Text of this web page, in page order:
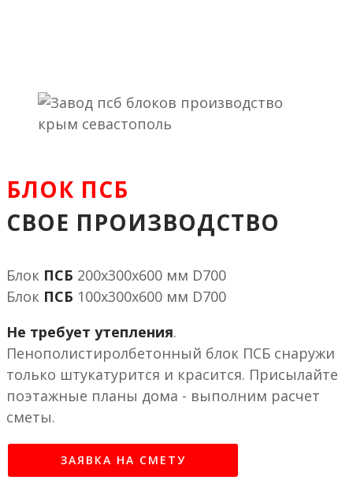
БЛОК ПСБ
СВОЕ ПРОИЗВОДСТВО
Блок ПСБ 200х300х600 мм D700
Блок ПСБ 100х300х600 мм D700
Не требует утепления.
Пенополистиролбетонный блок ПСБ снаружи
только штукатурится и красится. Присылайте
поэтажные планы дома - выполним расчет
сметы.
ЗАЯВКА НА СМЕТУ